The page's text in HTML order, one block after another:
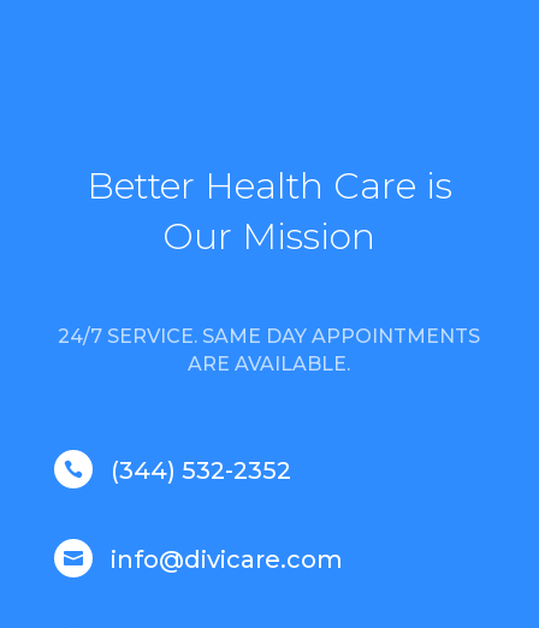
Better Health Care is
Our Mission
24/7 SERVICE. SAME DAY APPOINTMENTS
ARE AVAILABLE.
 (344) 532-2352
 info@divicare.com